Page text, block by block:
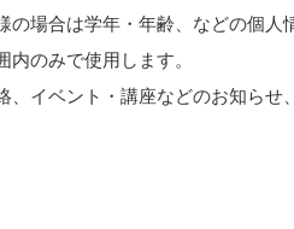
場合は学年・年齢、などの個人
のみで使用します。
、イベント・講座などのお知らせ